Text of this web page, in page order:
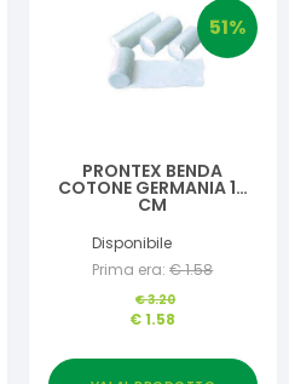
51%
PRONTEX BENDA
COTONE GERMANIA 10
CM
Disponibile
Prima era: €1.58
€3.20
€1.58